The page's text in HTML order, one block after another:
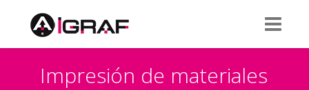
Impresión de materiales